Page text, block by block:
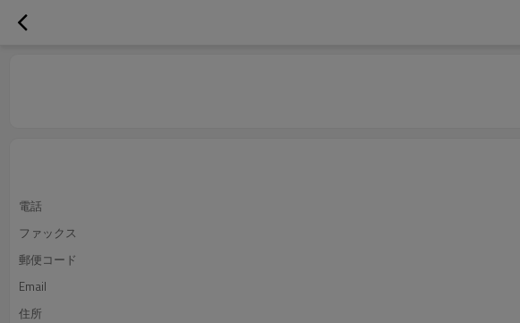
電話
ファックス
郵便コード
Email
住所